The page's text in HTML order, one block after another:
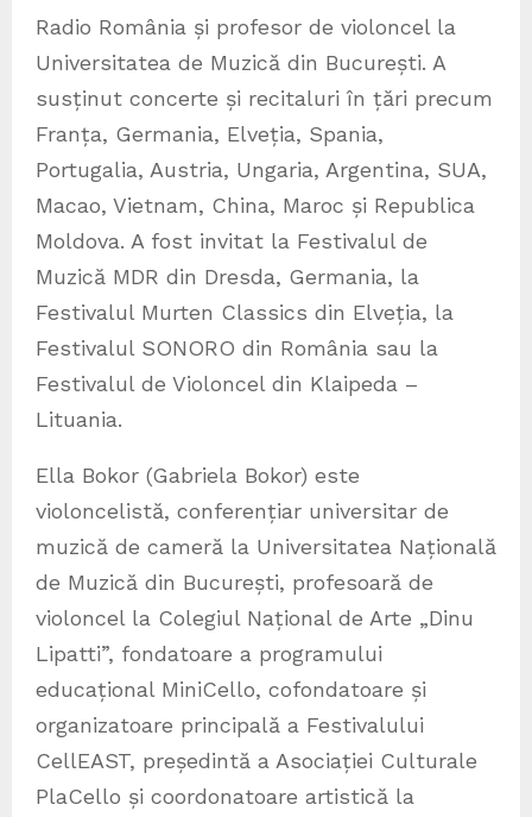
Radio România și profesor de violoncel la
Universitatea de Muzică din București. A
susținut concerte și recitaluri în țări precum
Franța, Germania, Elveția, Spania,
Portugalia, Austria, Ungaria, Argentina, SUA,
Macao, Vietnam, China, Maroc și Republica
Moldova. A fost invitat la Festivalul de
Muzică MDR din Dresda, Germania, la
Festivalul Murten Classics din Elveția, la
Festivalul SONORO din România sau la
Festivalul de Violoncel din Klaipeda –
Lituania.
Ella Bokor (Gabriela Bokor) este
violoncelistă, conferențiar universitar de
muzică de cameră la Universitatea Națională
de Muzică din București, profesoară de
violoncel la Colegiul Național de Arte „Dinu
Lipatti”, fondatoare a programului
educațional MiniCello, cofondatoare și
organizatoare principală a Festivalului
CellEAST, președintă a Asociației Culturale
PlaCello și coordonatoare artistică la